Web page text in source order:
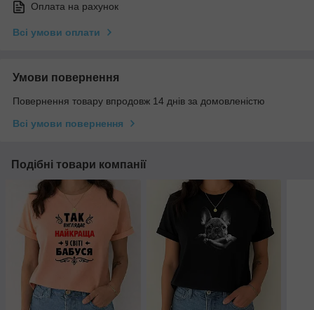
Оплата на рахунок
Всі умови оплати
Умови повернення
Повернення товару впродовж 14 днів за домовленістю
Всі умови повернення
Подібні товари компанії